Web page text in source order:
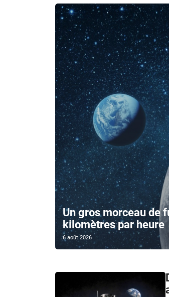
Un gros morceau de
kilomètres par heure
6 août 2026